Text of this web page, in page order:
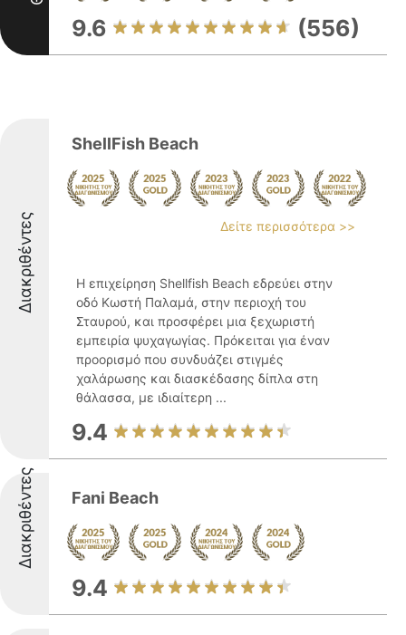
9.6 (556)
Διακριθέντες
ShellFish Beach
Δείτε περισσότερα >>
Η επιχείρηση Shellfish Beach εδρεύει στην
οδό Κωστή Παλαμά, στην περιοχή του
Σταυρού, και προσφέρει μια ξεχωριστή
εμπειρία ψυχαγωγίας. Πρόκειται για έναν
προορισμό που συνδυάζει στιγμές
χαλάρωσης και διασκέδασης δίπλα στη
θάλασσα, με ιδιαίτερη ...
9.4
Διακριθέντες Fani Beach
9.4